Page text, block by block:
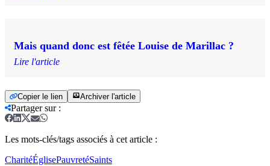
Mais quand donc est fêtée Louise de Marillac ?
Lire l'article
Copier le lien Archiver l'article
Partager sur:
Les mots-clés/tags associés à cet article :
CharitéÉglisePauvretéSaints